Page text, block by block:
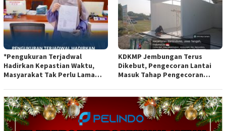
*Pengukuran Terjadwal
Hadirkan Kepastian Waktu,
Masyarakat Tak Perlu Lama
KDKMP Jembungan Terus
Dikebut, Pengecoran Lantai
Masuk Tahap Pengecoran